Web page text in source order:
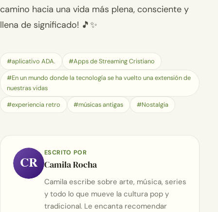
camino hacia una vida más plena, consciente y
llena de significado! 🎵✨
#aplicativo ADA. #Apps de Streaming Cristiano
#En un mundo donde la tecnología se ha vuelto una extensión de
nuestras vidas
#experiencia retro #músicas antigas #Nostalgia
CR
ESCRITO POR
Camila Rocha
Camila escribe sobre arte, música, series
y todo lo que mueve la cultura pop y
tradicional. Le encanta recomendar